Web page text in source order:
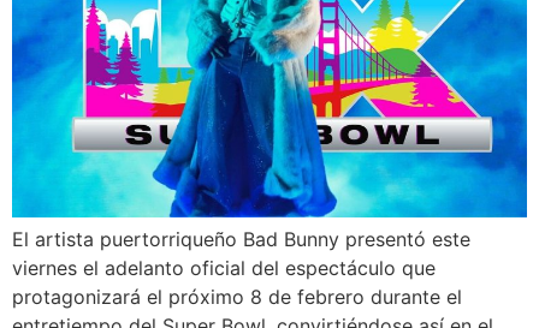
El artista puertorriqueño Bad Bunny presentó este
viernes el adelanto oficial del espectáculo que
protagonizará el próximo 8 de febrero durante el